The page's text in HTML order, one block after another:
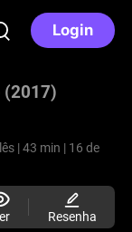
Login
(2017)
| 43 min | 16 de
Resenha